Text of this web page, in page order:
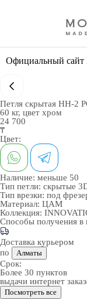
Официальный
Петля скрытая HH-2
60 кг, цвет хром
24 700
₸
Цвет:
Наличие: меньше 50
Тип петли: скрытые
Тип врезки: под
Материал: ЦАМ
Коллекция:
Способы получения в
Доставка курьером
по
Алматы
Срок:
Более 30 пунктов
выдачи интернет
Посмотреть все